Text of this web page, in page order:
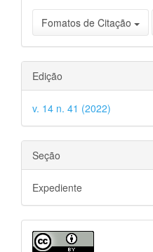
Fomatos de Citação
Edição
v. 14 n. 41 (2022)
Seção
Expediente